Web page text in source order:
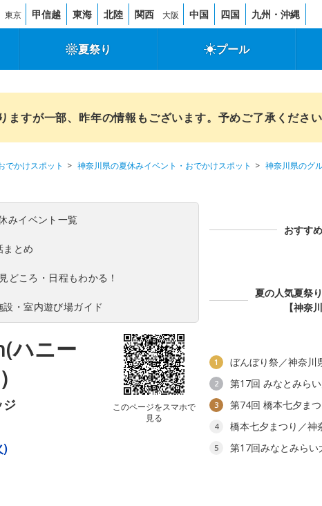
東京 甲信越 東海 北陸 関西 大阪 中国 四国 九州・沖縄
夏祭り プール
すが一部、昨年の情報もございます。予めご了承ください
でかけスポット 神奈川県の夏休みイベント・おでかけスポット
神奈川県のグ
みイベント一覧
まとめ
どころ・日程もわかる！
・室内遊び場ガイド
ハニー
ジ
このページをスマホで
見る
)
おすす
夏の人気夏祭
【神奈
1 ぼんぼり祭／神奈川
2 第17回 みなとみら
3 第74回 橋本七夕ま
4 橋本七夕まつり／神
5
第17回みなとみら